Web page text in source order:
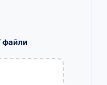
файли